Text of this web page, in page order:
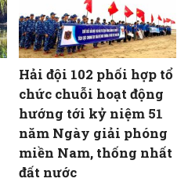
Hải đội 102 phối hợp tổ
chức chuỗi hoạt động
hướng tới kỷ niệm 51
năm Ngày giải phóng
miền Nam, thống nhất
đất nước